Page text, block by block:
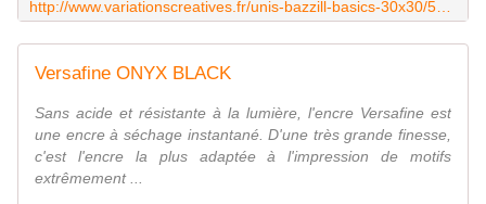
Versafine ONYX BLACK
Sans acide et résistante à la lumière, l'encre Versafine est
une encre à séchage instantané. D'une très grande finesse,
c'est l'encre la plus adaptée à l'impression de motifs
extrêmement ...